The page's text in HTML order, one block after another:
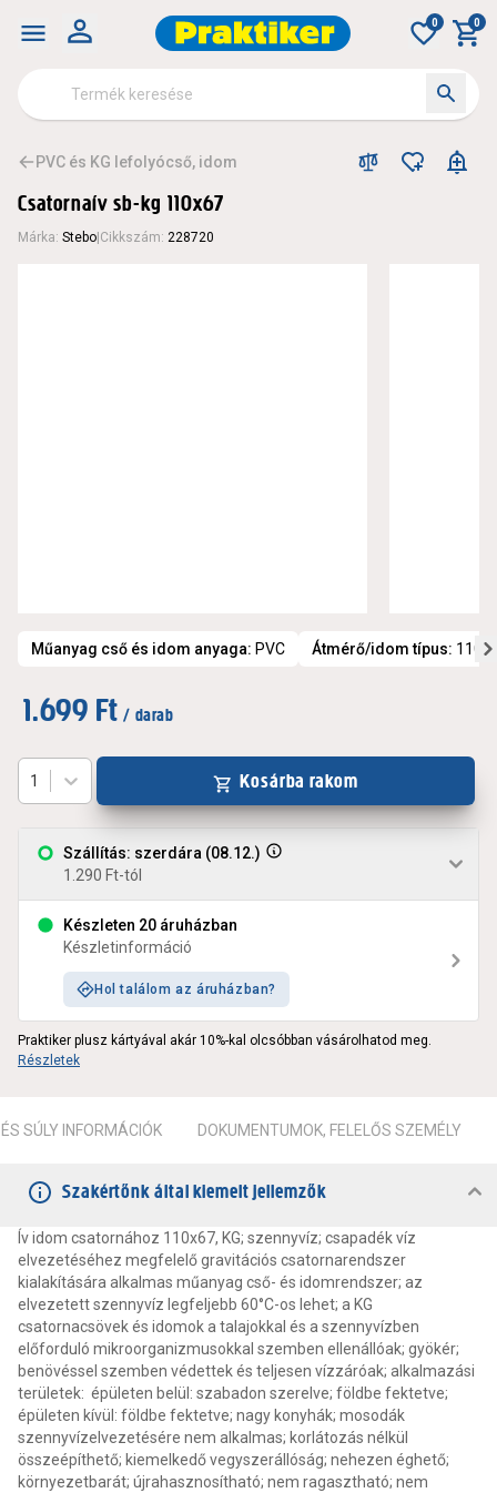
0 0
PVC és KG lefolyócső, idom
Csatornaív sb-kg 110x67
Márka: Stebo Cikkszám: 228720
Műanyag cső és idom anyaga: PVC Átmérő/idom típus:
1.699 Ft / darab
Szállítás: szerdára (08.12.)
1.290 Ft-tól
Készleten 20 áruházban
Készletinformáció
Hol találom az áruházban?
1 Kosárba rakom
Praktiker plusz kártyával akár 10%-kal olcsóbban vásárolhatod meg.
Részletek
SÚLY INFORMÁCIÓK DOKUMENTUMOK, FELELŐS SZEMÉLY
Szakértőnk által kiemelt jellemzők
Ív idom csatornához 110x67, KG; szennyvíz; csapadék víz
elvezetéséhez megfelelő gravitációs csatornarendszer
kialakítására alkalmas műanyag cső- és idomrendszer; az
elvezetett szennyvíz legfeljebb 60°C-os lehet; a KG
csatornacsövek és idomok a talajokkal és a szennyvízben
előforduló mikroorganizmusokkal szemben ellenállóak; gyökér;
benövéssel szemben védettek és teljesen vízzáróak; alkalmazási
területek: épületen belül: szabadon szerelve; földbe fektetve;
épületen kívül: földbe fektetve; nagy konyhák; mosodák
szennyvízelvezetésére nem alkalmas; korlátozás nélkül
összeépíthető; kiemelkedő vegyszerállóság; nehezen éghető;
környezetbarát; újrahasznosítható; nem ragasztható; nem